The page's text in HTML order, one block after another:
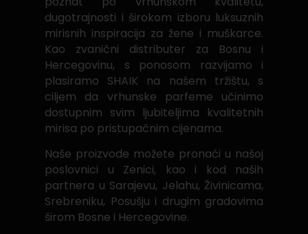
dugotrajnosti i širokom izboru luksuznih
mirisnih inspiracija za žene i muškarce.
Kao zvanični distributer za Bosnu i
Hercegovinu, s ponosom razvijamo i
plasiramo SHAIK na našem tržištu, s
ciljem da vrhunske parfeme učinimo
dostupnim svim ljubiteljima kvalitetnih
mirisa po pristupačnim cijenama.
Naše proizvode možete pronaći u našoj
poslovnici u Zenici, kao i kod naših
partnera u Sarajevu, Jelahu, Živinicama,
Srebreniku, Posušju i drugim gradovima
širom Bosne i Hercegovine.